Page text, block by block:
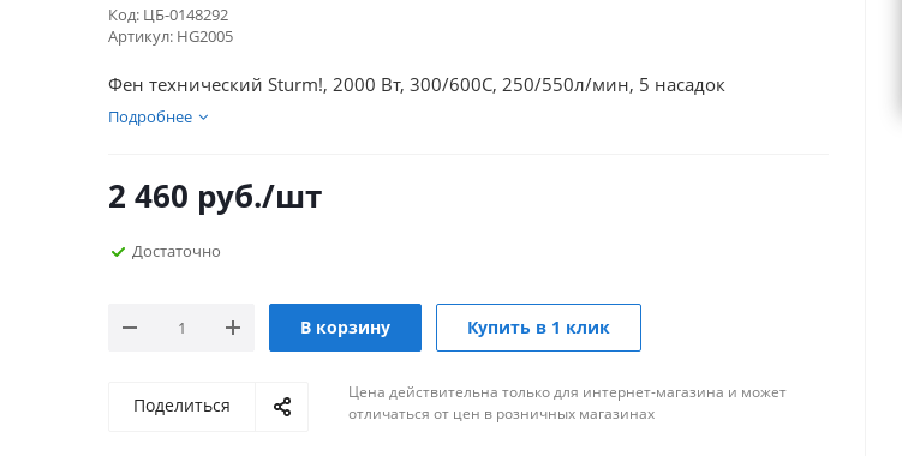
Код: ЦБ-0148292
Артикул: HG2005
Фен технический Sturm!, 2000 Вт, 300/600C, 250/550л/мин, 5 насадок
Подробнее
2 460 руб./шт
Достаточно
В корзину Купить в 1 клик
Поделиться
Цена действительна только для интернет-магазина и может
отличаться от цен в розничных магазинах